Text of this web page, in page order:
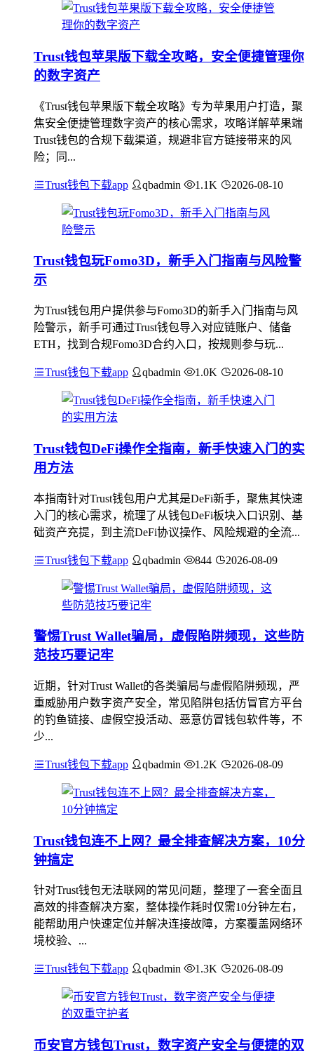
Trust钱包苹果版下载全攻略，安全便捷管理你
的数字资产
《Trust钱包苹果版下载全攻略》专为苹果用户打造，聚
焦安全便捷管理数字资产的核心需求，攻略详解苹果端
Trust钱包的合规下载渠道，规避非官方链接带来的风
险；同...
Trust钱包下载app qbadmin 1.1K 2026-08-10
Trust钱包玩Fomo3D，新手入门指南与风险警
示
为Trust钱包用户提供参与Fomo3D的新手入门指南与风
险警示，新手可通过Trust钱包导入对应链账户、储备
ETH，找到合规Fomo3D合约入口，按规则参与玩...
Trust钱包下载app qbadmin 1.0K 2026-08-10
Trust钱包DeFi操作全指南，新手快速入门的实
用方法
本指南针对Trust钱包用户尤其是DeFi新手，聚焦其快速
入门的核心需求，梳理了从钱包DeFi板块入口识别、基
础资产充提，到主流DeFi协议操作、风险规避的全流...
Trust钱包下载app qbadmin 844 2026-08-09
警惕Trust Wallet骗局，虚假陷阱频现，这些防
范技巧要记牢
近期，针对Trust Wallet的各类骗局与虚假陷阱频现，严
重威胁用户数字资产安全，常见陷阱包括仿冒官方平台
的钓鱼链接、虚假空投活动、恶意仿冒钱包软件等，不
少...
Trust钱包下载app qbadmin 1.2K 2026-08-09
Trust钱包连不上网？最全排查解决方案，10分
钟搞定
针对Trust钱包无法联网的常见问题，整理了一套全面且
高效的排查解决方案，整体操作耗时仅需10分钟左右，
能帮助用户快速定位并解决连接故障，方案覆盖网络环
境校验、...
Trust钱包下载app qbadmin 1.3K 2026-08-09
币安官方钱包Trust，数字资产安全与便捷的双